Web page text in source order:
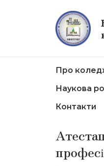
Про
Наукова
Контакти